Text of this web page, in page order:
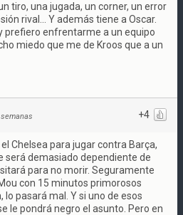
tiro, una jugada, un corner, un error
rival... Y además tiene a Oscar.
prefiero enfrentarme a un equipo
miedo que me de Kroos que a un
+4
Chelsea para jugar contra Barça,
será demasiado dependiente de
para no morir. Seguramente
con 15 minutos primorosos
lo pasará mal. Y si uno de esos
le pondrá negro el asunto. Pero en